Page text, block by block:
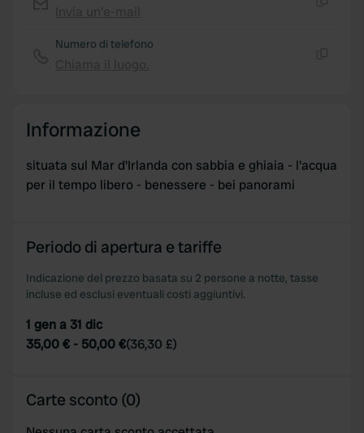
We also share information about your use of our site with
Numero di telefono
Informazione
situata sul Mar d'Irlanda con sabbia e ghiaia - l'acqua
per il tempo libero - benessere - bei panorami
Periodo di apertura e tariffe
Indicazione del prezzo basata su 2 persone a notte, tasse
incluse ed esclusi eventuali costi aggiuntivi.
1 gen a 31 dic
35,00 € - 50,00 €(36,30 £)
Carte sconto (0)